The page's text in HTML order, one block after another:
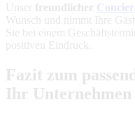
Unser freundlicher
Wunsch und nimmt Ihre
Sie bei einem
positiven Eindruck.
Fazit zum
Ihr Unternehmen